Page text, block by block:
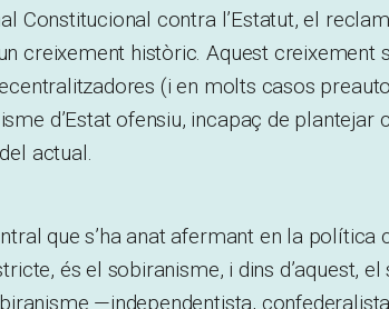
Constitucional contra l’Estatut, el
creixement històric. Aquest creixement
(i en molts casos
d’Estat ofensiu, incapaç de plantejar
actual.
que s’ha anat afermant en la política
és el sobiranisme, i dins d’aquest,
—independentista,